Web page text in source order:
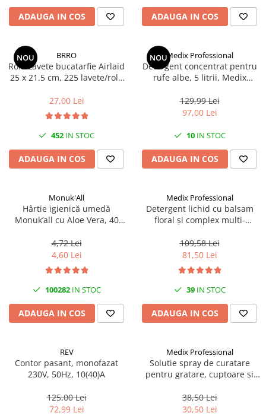
Articole organizare
Articole Sportive
Cutii postale
Electronice si electrocasnice
Incalzire si racire
Usi si porti
Constructii
Accesorii gips carton
Accesorii gresie si faianta
Accesorii pentru faianta, gresie si
Accesorii polizare si slefuire
Accesorii vopsire si tencuire
Materiale electrice
Sanitare
Sarma constructii
Sfoara si franghii
Suruburi, dibluri si accesorii
Corpuri de iluminat
ADAUGA IN COS ADAUGA IN COS
NOU BRRO
Rola Lavete bucatarfie Airlaid
25 x 21.5 cm, 225 lavete/rola
27,00 Lei
452 IN STOC
ADAUGA IN COS
NOUMedix Professional
Detergent concentrat pentru
rufe albe, 5 litrii, Medix
129,99 Lei
97,00 Lei
10IN STOC
ADAUGA IN COS
Monuk'All
Hârtie igienică umedă
Monuk’all cu Aloe Vera, 40
alcool
4,72 Lei
4,60 Lei
100282IN STOC
ADAUGA IN COS
Medix Professional
Detergent lichid cu balsam
floral și complex multi-
Professional
109,58 Lei
81,50 Lei
39IN STOC
ADAUGA IN COS
REV
Contor pasant, monofazat
230V, 50Hz, 10(40)A
125,00 Lei
72,99 Lei
Medix Professional
Solutie spray de curatare
pentru gratare, cuptoare si
Professional
38,50 Lei
30,50 Lei